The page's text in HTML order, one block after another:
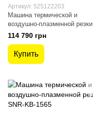
Артикул: 525122203
Машина термической и
воздушно-плазменной резки
SNR-KB-1220
114 790 грн
Купить